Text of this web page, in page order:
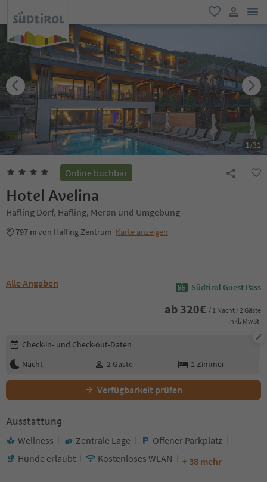
favorit
user link
1/31
Online buchbar
Hotel Avelina
Hafling Dorf, Hafling, Meran und Umgebung
797 mvon Hafling Zentrum Karte anzeigen
Alle Angaben Südtirol Guest Pass
ab 320€ / 1 Nacht / 2 Gäste
Inkl. MwSt.
Buchungsdetails bearbeiten
Check-in- und Check-out-Daten
Nacht
2 Gäste 1 Zimmer
Verfügbarkeit prüfen
Ausstattung
Wellness Zentrale Lage
Offener Parkplatz
Hunde erlaubt
Kostenloses WLAN + 38 mehr